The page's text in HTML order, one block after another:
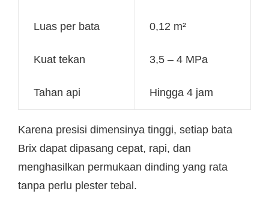
Luas per bata 0,12 m²
Kuat tekan 3,5 – 4 MPa
Tahan api Hingga 4 jam
Karena presisi dimensinya tinggi, setiap bata
Brix dapat dipasang cepat, rapi, dan
menghasilkan permukaan dinding yang rata
tanpa perlu plester tebal.